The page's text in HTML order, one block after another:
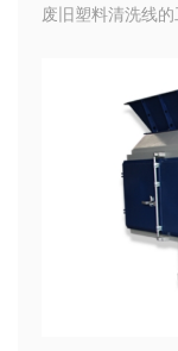
废旧塑料清洗线